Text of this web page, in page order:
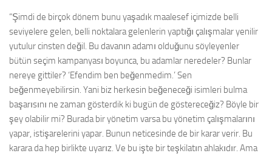
“Şimdi de birçok dönem bunu yaşadık maalesef içimizde belli
seviyelere gelen, belli noktalara gelenlerin yaptığı çalışmalar yenilir
yutulur cinsten değil. Bu davanın adamı olduğunu söyleyenler
bütün seçim kampanyası boyunca, bu adamlar neredeler? Bunlar
nereye gittiler? ‘Efendim ben beğenmedim.’ Sen
beğenmeyebilirsin. Yani biz herkesin beğeneceği isimleri bulma
başarısını ne zaman gösterdik ki bugün de göstereceğiz? Böyle bir
şey olabilir mi? Burada bir yönetim varsa bu yönetim çalışmalarını
yapar, istişarelerini yapar. Bunun neticesinde de bir karar verir. Bu
karara da hep birlikte uyarız. Ve bu işte bir teşkilatın ahlakıdır. Ama